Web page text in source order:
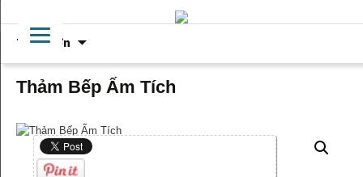
Trình đơn
phần
nội
dung
Thảm Bếp Ấm Tích